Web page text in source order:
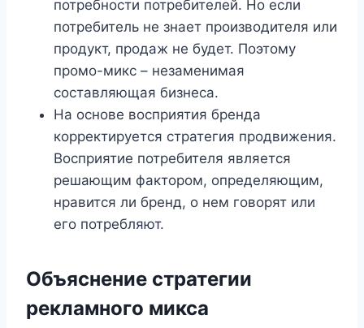
потребности потребителей. Но если
потребитель не знает производителя или
продукт, продаж не будет. Поэтому
промо-микс – незаменимая
составляющая бизнеса.
На основе восприятия бренда
корректируется стратегия продвижения.
Восприятие потребителя является
решающим фактором, определяющим,
нравится ли бренд, о нем говорят или
его потребляют.
Объяснение стратегии
рекламного микса